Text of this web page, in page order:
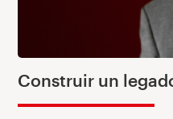
Construir un